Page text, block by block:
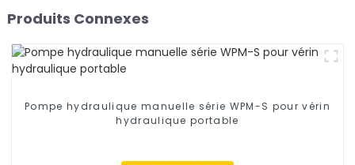
Produits Connexes
Pompe hydraulique manuelle série WPM-S pour vérin
hydraulique portable